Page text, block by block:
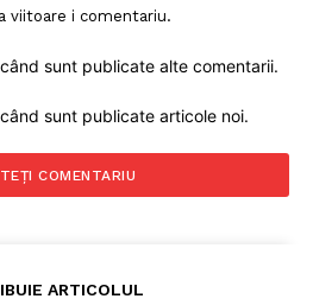
viitoare i comentariu.
sunt publicate alte comentarii.
sunt publicate articole noi.
ARTICOLUL